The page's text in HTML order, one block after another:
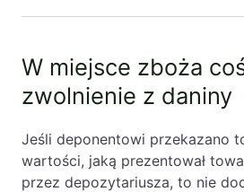
W miejsce zboża
zwolnienie z daniny
Jeśli deponentowi przekazano
wartości, jaką prezentował
przez depozytariusza, to nie